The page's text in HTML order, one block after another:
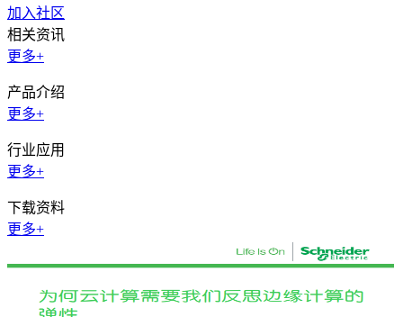
加入社区
相关资讯
更多+
产品介绍
更多+
行业应用
更多+
下载资料
更多+